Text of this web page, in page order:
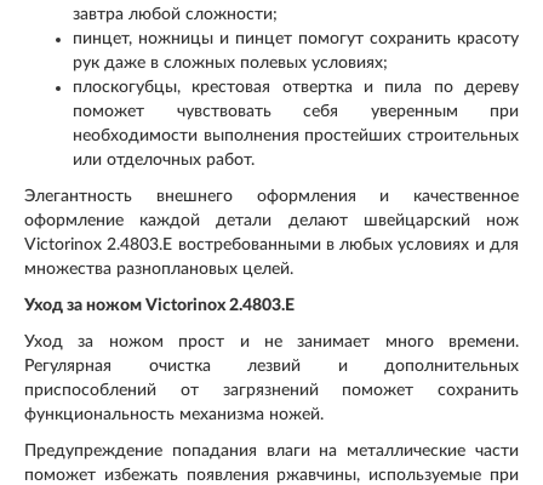
завтра любой сложности;
пинцет, ножницы и пинцет помогут сохранить красоту
рук даже в сложных полевых условиях;
плоскогубцы, крестовая отвертка и пила по дереву
поможет чувствовать себя уверенным при
необходимости выполнения простейших строительных
или отделочных работ.
Элегантность внешнего оформления и качественное
оформление каждой детали делают швейцарский нож
Victorinox 2.4803.E востребованными в любых условиях и для
множества разноплановых целей.
Уход за ножом Victorinox 2.4803.E
Уход за ножом прост и не занимает много времени.
Регулярная очистка лезвий и дополнительных
приспособлений от загрязнений поможет сохранить
функциональность механизма ножей.
Предупреждение попадания влаги на металлические части
поможет избежать появления ржавчины, используемые при